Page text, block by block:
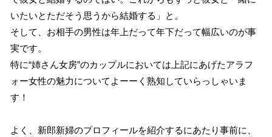
いたいとただそう思うから結婚する」と。
そして、お相手の男性は年上だって年下だって幅広いのが事
実です。
特に“姉さん女房”のカップルにおいては上記にあげたアラフ
ォー女性の魅力についてよーーく熟知していらっしゃいま
す！
よく、新郎新婦のプロフィールを紹介するにあたり事前に、